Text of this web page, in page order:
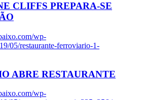
CLIFFS PREPARA-SE
wp-
05/restaurante-ferroviario-1-
ABRE RESTAURANTE
wp-